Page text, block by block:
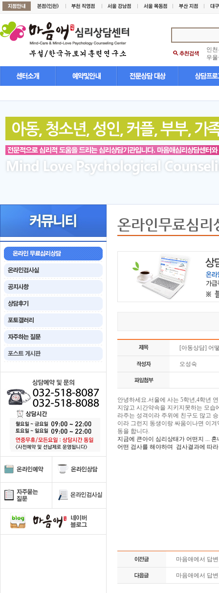
인
우
온라인무료심리
[아동상담] 어
오성숙
안녕하세요.서울에 사는 5학년,4학년
지않고 시간약속을 지키지못하는 모
라주는 성격이라 주위에 친구도 많고
이라 그런지 동생이랑 싸움이나면 이
동을 합니다.
지금에 큰아이 심리상태가 어떤지 ...
어떤 검사를 해야하며 검사결과에 따
마음애에서 답
마음애에서 답